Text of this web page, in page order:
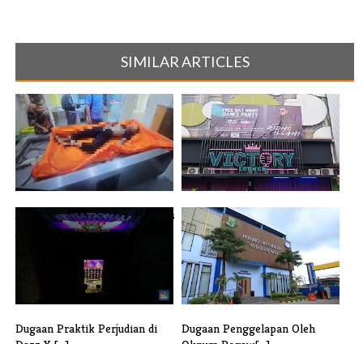
SIMILAR ARTICLES
Anggota TNI Ditemukan Tewas
Alami L[...]
Merasa di Manfaatkan,
Konsumen Vict[...]
Dugaan Praktik Perjudian di
Dugaan Penggelapan Oleh